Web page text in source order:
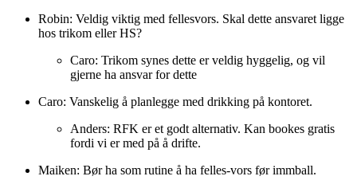
Robin: Veldig viktig med fellesvors. Skal dette ansvaret ligge
hos trikom eller HS?
Caro: Trikom synes dette er veldig hyggelig, og vil
gjerne ha ansvar for dette
Caro: Vanskelig å planlegge med drikking på kontoret.
Anders: RFK er et godt alternativ. Kan bookes gratis
fordi vi er med på å drifte.
Maiken: Bør ha som rutine å ha felles-vors før immball.